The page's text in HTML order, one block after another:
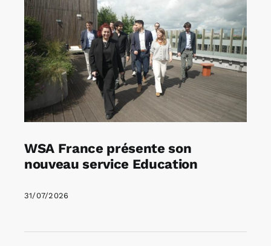
WSA France présente son
nouveau service Education
31/07/2026